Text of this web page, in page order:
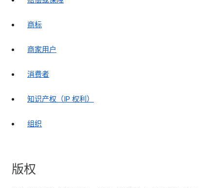
商标
商家用户
消费者
知识产权（IP 权利）
组织
版权